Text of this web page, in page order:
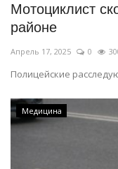
Мотоциклист
районе
Апрель 17, 2025 0
Полицейские
Медицина